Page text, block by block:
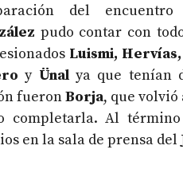
del
pudo contar con
Luismi, Hervías,
y Ünalya que tenían
fueronBorja, que
completarla. Al
en la sala de prensa del